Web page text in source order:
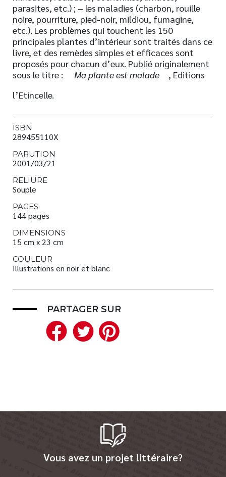
parasites, etc.) ; – les maladies (charbon, rouille
noire, pourriture, pied-noir, mildiou, fumagine,
etc.). Les problèmes qui touchent les 150
principales plantes d’intérieur sont traités dans ce
livre, et des remèdes simples et efficaces sont
proposés pour chacun d’eux. Publié originalement
sous le titre :
Ma plante est malade
, Editions
l’Etincelle.
ISBN
289455110X
PARUTION
2001/03/21
RELIURE
Souple
PAGES
144 pages
DIMENSIONS
15 cm x 23 cm
COULEUR
Illustrations en noir et blanc
PARTAGER SUR
Facebook
Twitter
Vous avez un projet littéraire?